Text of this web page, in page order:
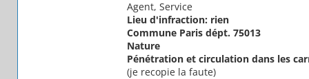
Agent, Service
Lieu d'infraction: rien
Commune Paris dépt. 75013
Nature
Pénétration et circulation dans les
(je recopie la faute)